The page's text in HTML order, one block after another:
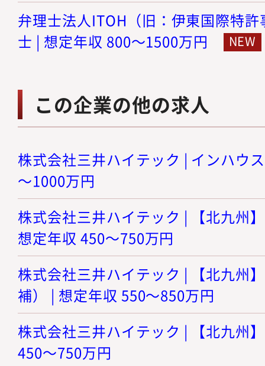
弁理士法人ITOH（旧：伊東国際特
士 | 想定年収 800～1500万円
この企業の他の求人
株式会社三井ハイテック | インハウ
～1000万円
株式会社三井ハイテック | 【北九州
想定年収 450～750万円
株式会社三井ハイテック | 【北九州
補） | 想定年収 550～850万円
株式会社三井ハイテック | 【北九州
450～750万円